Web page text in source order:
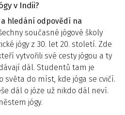
v Indii?
hledání odpovědí na
současné jógové školy
jógy z 30. let 20. století. Zde
vytvořili své cesty jógou a ty
dál. Studentů tam je
do míst, kde jóga se cvičí.
dál o józe už nikdo dál neví.
jógy.